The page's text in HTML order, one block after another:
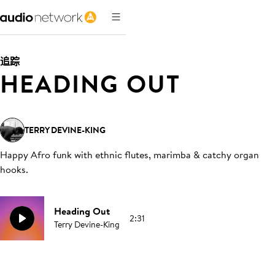
追踪
HEADING OUT
TERRY DEVINE-KING
Happy Afro funk with ethnic flutes, marimba & catchy organ
hooks.
Heading Out
Terry Devine-King 2:31